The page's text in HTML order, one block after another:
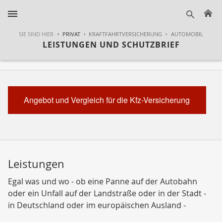
SIE SIND HIER PRIVAT KRAFTFAHRTVERSICHERUNG AUTOMOBIL
LEISTUNGEN UND SCHUTZBRIEF
Angebot und Vergleich für die Kfz-Versicherung
Leistungen
Egal was und wo - ob eine Panne auf der Autobahn
oder ein Unfall auf der Landstraße oder in der Stadt -
in Deutschland oder im europäischen Ausland -